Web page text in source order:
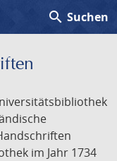
search Suchen
im Jahr 1734